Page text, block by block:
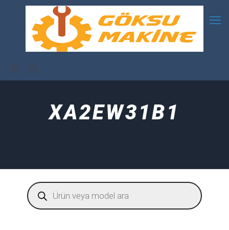
XA2EW31B1
Products
search